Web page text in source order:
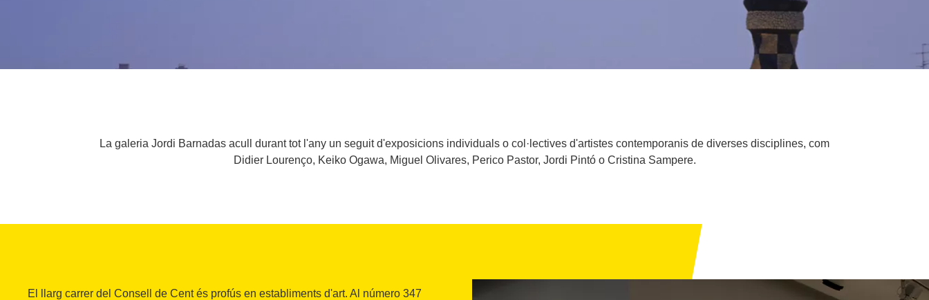
La galeria Jordi Barnadas acull durant tot l'any un seguit d'exposicions individuals o col·lectives d'artistes contemporanis de diverses disciplines, com
Didier Lourenço, Keiko Ogawa, Miguel Olivares, Perico Pastor, Jordi Pintó o Cristina Sampere.
El llarg carrer del Consell de Cent és profús en establiments d'art. Al número 347